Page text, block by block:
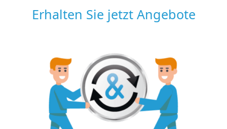
Erhalten Sie jetzt Angebote